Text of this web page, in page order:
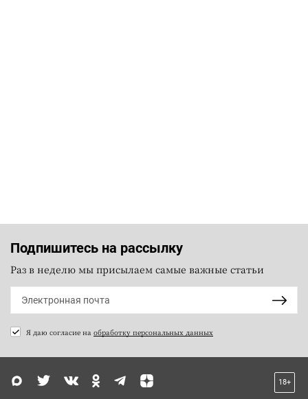
Подпишитесь на рассылку
Раз в неделю мы присылаем самые важные статьи
Я даю согласие на обработку персональных данных
18+